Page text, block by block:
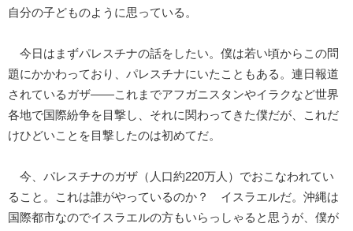
自分の子どものように思っている。
今日はまずパレスチナの話をしたい。僕は若い頃からこの問
題にかかわっており、パレスチナにいたこともある。連日報道
されているガザ――これまでアフガニスタンやイラクなど世界
各地で国際紛争を目撃し、それに関わってきた僕だが、これだ
けひどいことを目撃したのは初めてだ。
今、パレスチナのガザ（人口約220万人）でおこなわれてい
ること。これは誰がやっているのか？ イスラエルだ。沖縄は
国際都市なのでイスラエルの方もいらっしゃると思うが、僕が